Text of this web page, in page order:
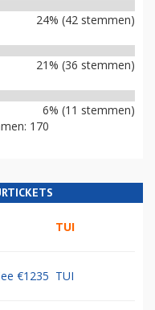
24% (42 stemmen)
21% (36 stemmen)
6% (11 stemmen)
170
TUI
€1235 TUI